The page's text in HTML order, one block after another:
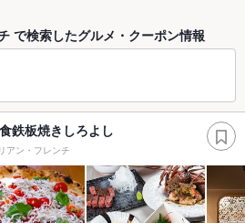
で検索したグルメ・クーポン情報
鉄板焼きしろよし
アン・フレンチ